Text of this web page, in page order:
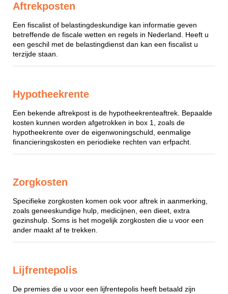
Aftrekposten
Een fiscalist of belastingdeskundige kan informatie geven
betreffende de fiscale wetten en regels in Nederland. Heeft u
een geschil met de belastingdienst dan kan een fiscalist u
terzijde staan.
Hypotheekrente
Een bekende aftrekpost is de hypotheekrenteaftrek. Bepaalde
kosten kunnen worden afgetrokken in box 1, zoals de
hypotheekrente over de eigenwoningschuld, eenmalige
financieringskosten en periodieke rechten van erfpacht.
Zorgkosten
Specifieke zorgkosten komen ook voor aftrek in aanmerking,
zoals geneeskundige hulp, medicijnen, een dieet, extra
gezinshulp. Soms is het mogelijk zorgkosten die u voor een
ander maakt af te trekken.
Lijfrentepolis
De premies die u voor een lijfrentepolis heeft betaald zijn